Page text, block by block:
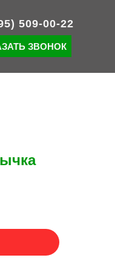
509-00-22
ЗВОНОК